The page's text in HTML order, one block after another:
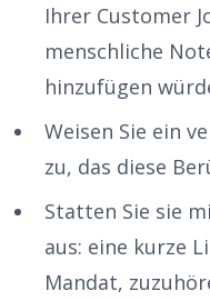
Ihrer Customer
menschliche
hinzufügen
Weisen Sie ein
zu, das diese
Statten Sie sie
aus: eine kurze
Mandat,